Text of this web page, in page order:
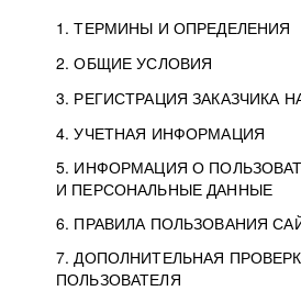
1. ТЕРМИНЫ И ОПРЕДЕЛЕНИЯ
2. ОБЩИЕ УСЛОВИЯ
3. РЕГИСТРАЦИЯ ЗАКАЗЧИКА
4. УЧЕТНАЯ ИНФОРМАЦИЯ
5. ИНФОРМАЦИЯ О
И ПЕРСОНАЛЬНЫЕ ДАННЫЕ
6. ПРАВИЛА ПОЛЬЗОВАНИЯ
7. ДОПОЛНИТЕЛЬНАЯ
ПОЛЬЗОВАТЕЛЯ